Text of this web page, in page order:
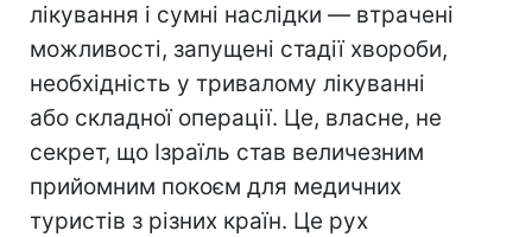
лікування і сумні наслідки — втрачені
можливості, запущені стадії хвороби,
необхідність у тривалому лікуванні
або складної операції. Це, власне, не
секрет, що Ізраїль став величезним
прийомним покоєм для медичних
туристів з різних країн. Це рух